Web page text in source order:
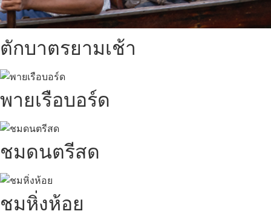
ตักบาตรยามเช้า
พายเรือบอร์ด
ชมดนตรีสด
ชมหิ่งห้อย